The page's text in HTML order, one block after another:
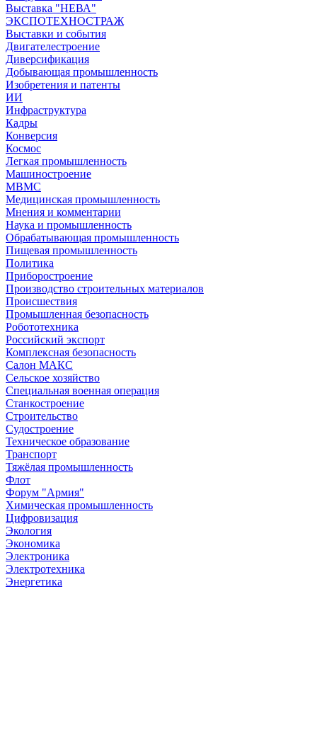
Выставка "НЕВА"
ЭКСПОТЕХНОСТРАЖ
Выставки и события
Двигателестроение
Диверсификация
Добывающая промышленность
Изобретения и патенты
ИИ
Инфраструктура
Кадры
Конверсия
Космос
Легкая промышленность
Машиностроение
МВМС
Медицинская промышленность
Мнения и комментарии
Наука и промышленность
Обрабатывающая промышленность
Пищевая промышленность
Политика
Приборостроение
Производство строительных материалов
Происшествия
Промышленная безопасность
Робототехника
Российский экспорт
Комплексная безопасность
Салон МАКС
Сельское хозяйство
Специальная военная операция
Станкостроение
Строительство
Судостроение
Техническое образование
Транспорт
Тяжёлая промышленность
Флот
Форум "Армия"
Химическая промышленность
Цифровизация
Экология
Экономика
Электроника
Электротехника
Энергетика